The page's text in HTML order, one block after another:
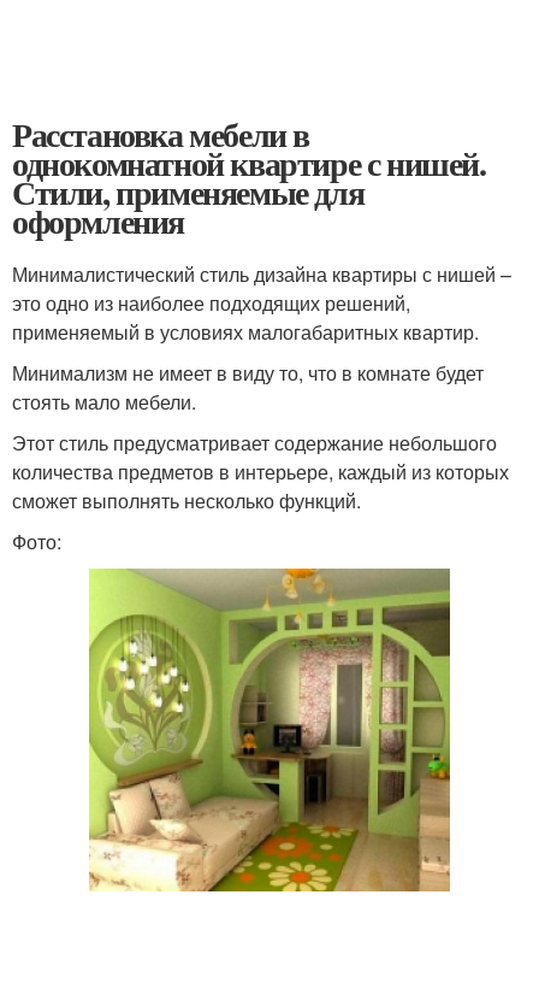
Расстановка мебели в
однокомнатной квартире с нишей.
Стили, применяемые для
оформления
Минималистический стиль дизайна квартиры с нишей –
это одно из наиболее подходящих решений,
применяемый в условиях малогабаритных квартир.
Минимализм не имеет в виду то, что в комнате будет
стоять мало мебели.
Этот стиль предусматривает содержание небольшого
количества предметов в интерьере, каждый из которых
сможет выполнять несколько функций.
Фото: